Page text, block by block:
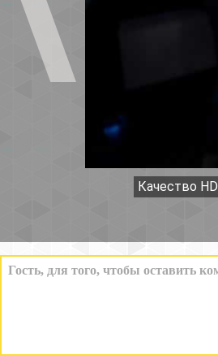
Качество HD